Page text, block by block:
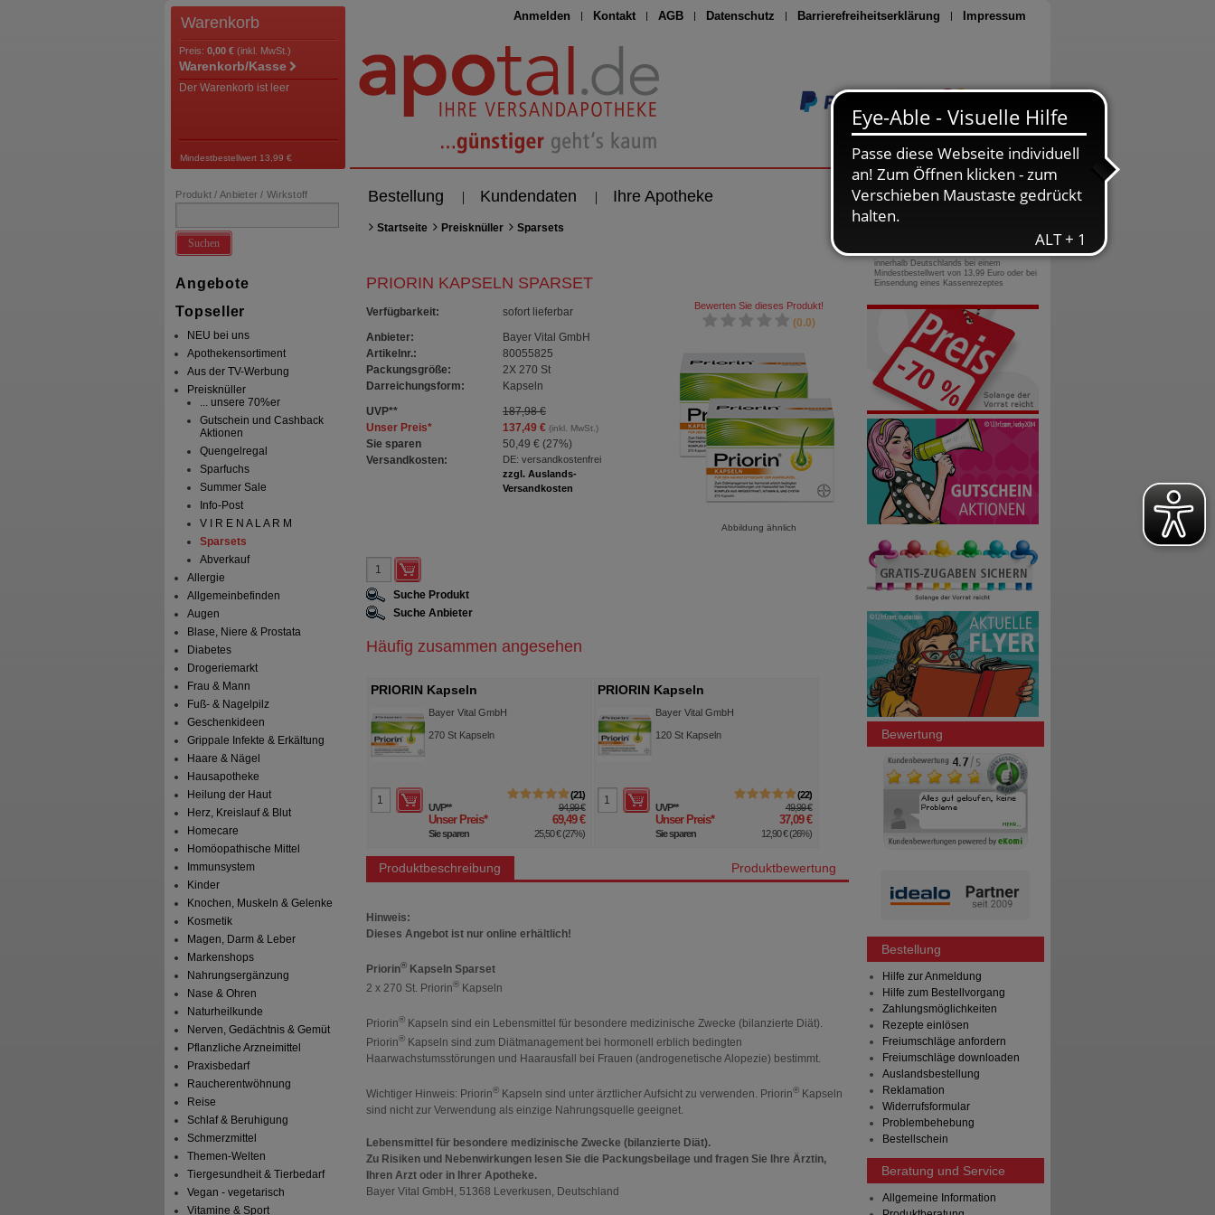
Anmelden Kontakt AGB Datenschutz Barrierefreiheitserklärung Impressum
Seite drucken
Warenkorb
Preis: 0,00 € (inkl. MwSt.)
Warenkorb/Kasse
Der Warenkorb ist leer
Mindestbestellwert 13,99 €
Bestellung Kundendaten Ihre Apotheke
Produkt / Anbieter / Wirkstoff
Suchen
Angebote
Topseller
NEU bei uns
Apothekensortiment
Aus der TV-Werbung
Preisknüller
... unsere 70%er
Gutschein und Cashback
Aktionen
Quengelregal
Sparfuchs
Summer Sale
Info-Post
V I R E N A L A R M
Sparsets
Abverkauf
Allergie
Allgemeinbefinden
Augen
Blase, Niere & Prostata
Diabetes
Drogeriemarkt
Frau & Mann
Fuß- & Nagelpilz
Geschenkideen
Grippale Infekte & Erkältung
Haare & Nägel
Hausapotheke
Heilung der Haut
Herz, Kreislauf & Blut
Homecare
Homöopathische Mittel
Immunsystem
Kinder
Knochen, Muskeln & Gelenke
Kosmetik
Magen, Darm & Leber
Markenshops
Nahrungsergänzung
Nase & Ohren
Naturheilkunde
Nerven, Gedächtnis & Gemüt
Pflanzliche Arzneimittel
Praxisbedarf
Raucherentwöhnung
Reise
Schlaf & Beruhigung
Schmerzmittel
Themen-Welten
Tiergesundheit & Tierbedarf
Vegan - vegetarisch
Vitamine & Sport
Startseite Preisknüller Sparsets
PRIORIN KAPSELN SPARSET
Verfügbarkeit:
sofort lieferbar
Anbieter:
Bayer Vital GmbH
Artikelnr.:
80055825
Packungsgröße:
2X 270 St
Darreichungsform:
Kapseln
UVP**
187,98 €
Unser Preis* 137,49 €(inkl. MwSt.)
Sie sparen 50,49 € (27%)
Versandkosten:
DE: versandkostenfrei
zzgl. Auslands-
Versandkosten
Bewerten Sie dieses Produkt!
(0.0)
Abbildung ähnlich
Suche Produkt
Suche Anbieter
Häufig zusammen angesehen
PRIORIN Kapseln
Bayer Vital GmbH
270St Kapseln
21
UVP** 94,99 €
Unser Preis* 69,49 €
Sie sparen 25,50 €(27%)
PRIORIN Kapseln
Bayer Vital GmbH
120St Kapseln
22
UVP** 49,99 €
Unser Preis* 37,09 €
Sie sparen 12,90 €(26%)
Produktbeschreibung Produktbewertung
Hinweis:
Dieses Angebot ist nur online erhältlich!
Priorin®Kapseln Sparset
2 x 270 St. Priorin®Kapseln
Priorin®Kapseln sind ein Lebensmittel für besondere medizinische Zwecke (bilanzierte Diät).
Priorin®Kapseln sind zum Diätmanagement bei hormonell erblich bedingten
Haarwachstumsstörungen und Haarausfall bei Frauen (androgenetische Alopezie) bestimmt.
Wichtiger Hinweis: Priorin®Kapseln sind unter ärztlicher Aufsicht zu verwenden. Priorin®Kapseln
sind nicht zur Verwendung als einzige Nahrungsquelle geeignet.
Lebensmittel für besondere medizinische Zwecke (bilanzierte Diät).
Zu Risiken und Nebenwirkungen lesen Sie die Packungsbeilage und fragen Sie Ihre Ärztin,
Ihren Arzt oder in Ihrer Apotheke.
Bayer Vital GmbH, 51368 Leverkusen, Deutschland
0800-10 11 422
gebührenfreie Rufnummer
innerhalb Deutschlands bei einem
Mindestbestellwert von 13,99 Euro oder bei
Einsendung eines Kassenrezeptes
Bewertung
Bestellung
Hilfe zur Anmeldung
Hilfe zum Bestellvorgang
Zahlungsmöglichkeiten
Rezepte einlösen
Freiumschläge anfordern
Freiumschläge downloaden
Auslandsbestellung
Reklamation
Widerrufsformular
Problembehebung
Bestellschein
Beratung und Service
Allgemeine Information